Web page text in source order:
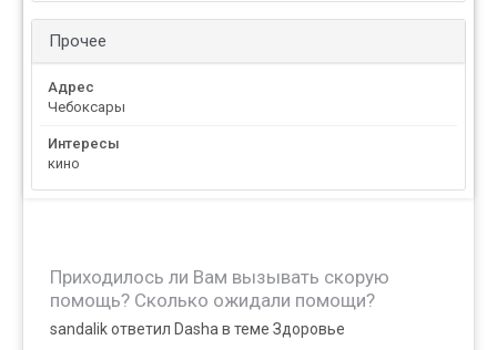
Прочее
Адрес
Чебоксары
Интересы
кино
Приходилось ли Вам вызывать скорую
помощь? Сколько ожидали помощи?
sandalik ответил Dasha в теме Здоровье